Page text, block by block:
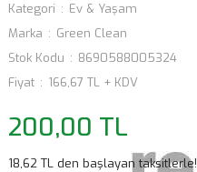
Kategori
Ev & Yaşam
Marka
Green Clean
Stok Kodu
8690588005324
Fiyat
166,67 TL + KDV
200,00 TL
18,62 TL den başlayan taksitlerle!